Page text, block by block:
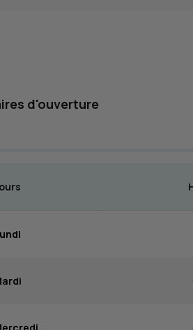
d'ouverture